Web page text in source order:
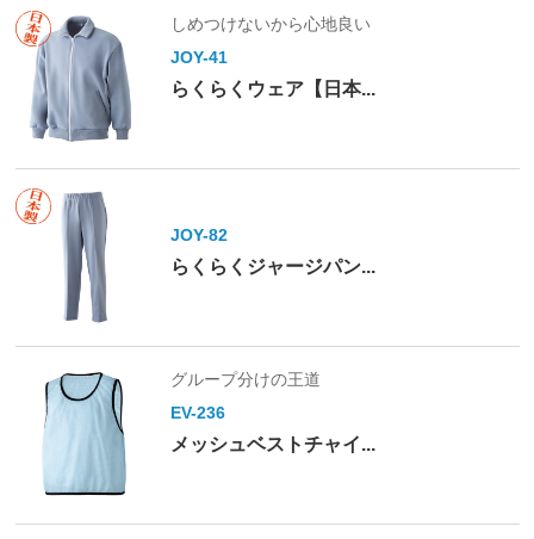
しめつけないから心地良い
JOY-41
らくらくウェア【日本...
JOY-82
らくらくジャージパン...
グループ分けの王道
EV-236
メッシュベストチャイ...